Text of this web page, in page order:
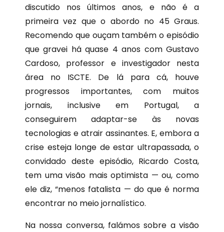
discutido nos últimos anos, e não é a
primeira vez que o abordo no 45 Graus.
Recomendo que ouçam também o episódio
que gravei há quase 4 anos com Gustavo
Cardoso, professor e investigador nesta
área no ISCTE. De lá para cá, houve
progressos importantes, com muitos
jornais, inclusive em Portugal, a
conseguirem adaptar-se às novas
tecnologias e atrair assinantes. E, embora a
crise esteja longe de estar ultrapassada, o
convidado deste episódio, Ricardo Costa,
tem uma visão mais optimista — ou, como
ele diz, “menos fatalista — do que é norma
encontrar no meio jornalístico.
Na nossa conversa, falámos sobre a visão